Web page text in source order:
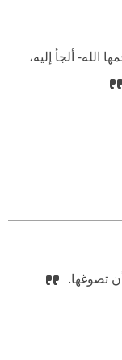
الله- ألجأ إليه،
تصوغها.